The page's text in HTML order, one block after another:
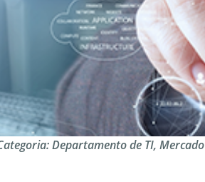
Departamento de TI,